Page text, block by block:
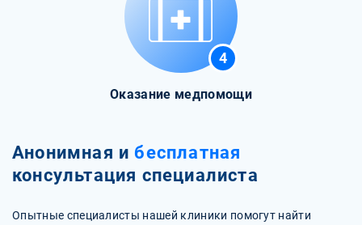
4
Оказание медпомощи
Анонимная и бесплатная
консультация специалиста
Опытные специалисты нашей клиники помогут найти